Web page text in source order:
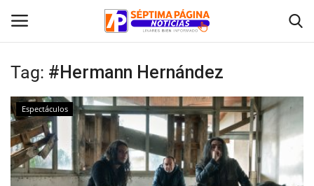
Inicio
Crónica
Policial
Tag: #Hermann Hernández
Espectáculos